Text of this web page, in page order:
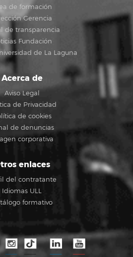
de formación
Gerencia
de transparencia
Fundación
de La Laguna
Acerca de
Aviso Legal
de Privacidad
de cookies
de denuncias
corporativa
enlaces
del contratante
Idiomas ULL
formativo